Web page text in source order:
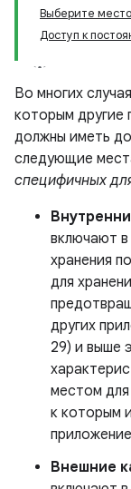
Выберите
Доступ к
Во многих
которым другие
должны иметь
следующие
специфичных
включают
хранения
для
других
29) и выше
местом для
к которым
Внешние